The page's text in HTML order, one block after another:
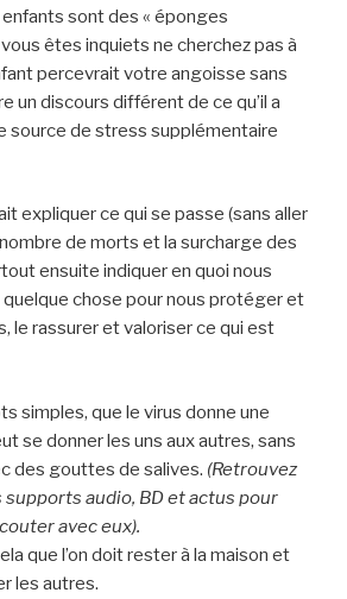
sont des « éponges
êtes inquiets ne cherchez pas à
percevrait votre angoisse sans
un discours différent de ce qu’il a
source de stress supplémentaire
expliquer ce qui se passe (sans aller
de morts et la surcharge des
ensuite indiquer en quoi nous
chose pour nous protéger et
le rassurer et valoriser ce qui est
simples, que le virus donne une
se donner les uns aux autres, sans
des gouttes de salives. (Retrouvez
supports audio, BD et actus pour
avec eux).
que l’on doit rester à la maison et
les autres.